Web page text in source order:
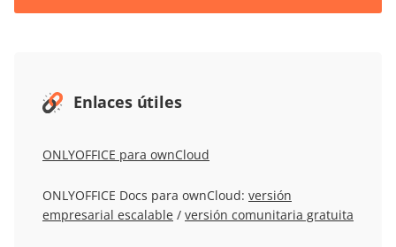
Enlaces útiles
ONLYOFFICE para ownCloud
ONLYOFFICE Docs para ownCloud: versión
empresarial escalable / versión comunitaria gratuita